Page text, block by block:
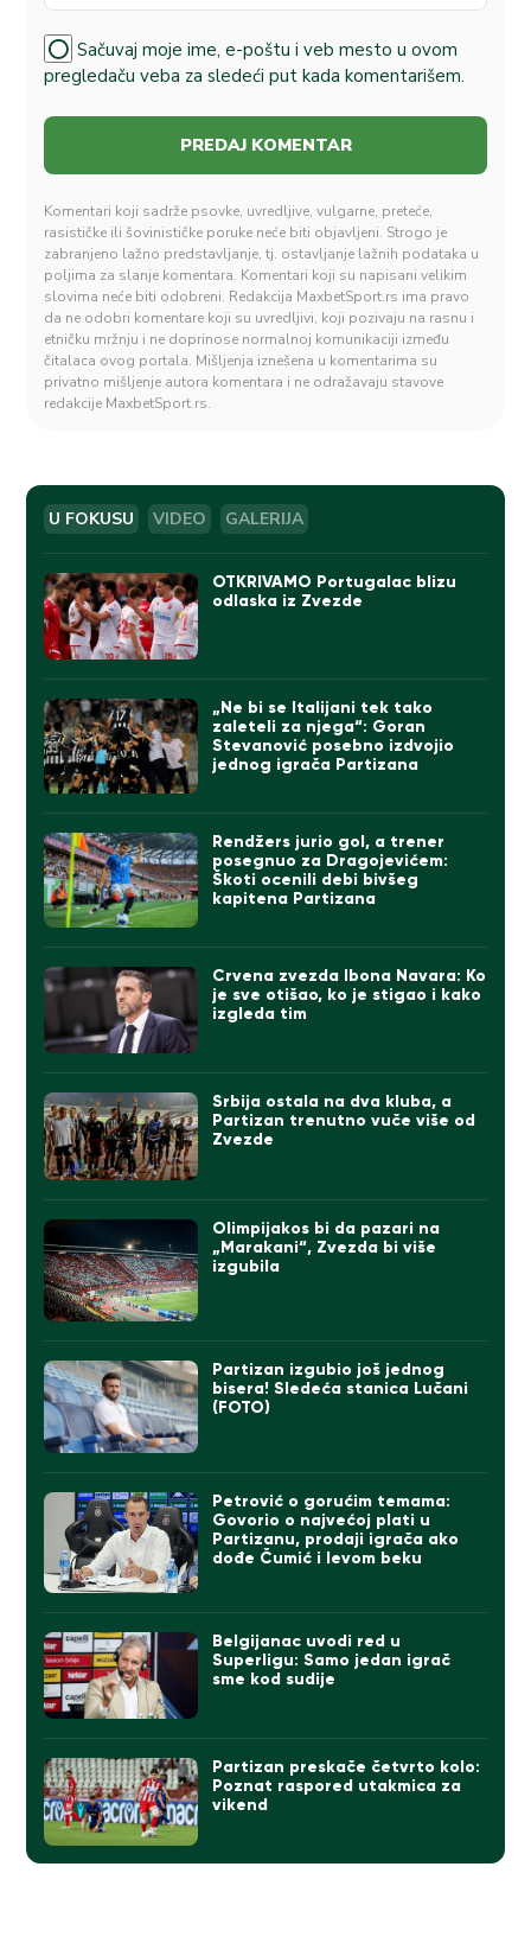
Sačuvaj moje ime, e-poštu i veb mesto u ovom
pregledaču veba za sledeći put kada komentarišem.
Komentari koji sadrže psovke, uvredljive, vulgarne, preteće,
rasističke ili šovinističke poruke neće biti objavljeni. Strogo je
zabranjeno lažno predstavljanje, tj. ostavljanje lažnih podataka u
poljima za slanje komentara. Komentari koji su napisani velikim
slovima neće biti odobreni. Redakcija MaxbetSport.rs ima pravo
da ne odobri komentare koji su uvredljivi, koji pozivaju na rasnu i
etničku mržnju i ne doprinose normalnoj komunikaciji između
čitalaca ovog portala. Mišljenja iznešena u komentarima su
privatno mišljenje autora komentara i ne odražavaju stavove
redakcije MaxbetSport.rs.
U FOKUSU VIDEO GALERIJA
OTKRIVAMO Portugalac blizu
odlaska iz Zvezde
„Ne bi se Italijani tek tako
zaleteli za njega“: Goran
Stevanović posebno izdvojio
jednog igrača Partizana
Rendžers jurio gol, a trener
posegnuo za Dragojevićem:
Škoti ocenili debi bivšeg
kapitena Partizana
Crvena zvezda Ibona Navara: Ko
je sve otišao, ko je stigao i kako
izgleda tim
Srbija ostala na dva kluba, a
Partizan trenutno vuče više od
Zvezde
Olimpijakos bi da pazari na
„Marakani“, Zvezda bi više
izgubila
Partizan izgubio još jednog
bisera! Sledeća stanica Lučani
(FOTO)
Petrović o gorućim temama:
Govorio o najvećoj plati u
Partizanu, prodaji igrača ako
dođe Čumić i levom beku
Belgijanac uvodi red u
Superligu: Samo jedan igrač
sme kod sudije
Partizan preskače četvrto kolo:
Poznat raspored utakmica za
vikend